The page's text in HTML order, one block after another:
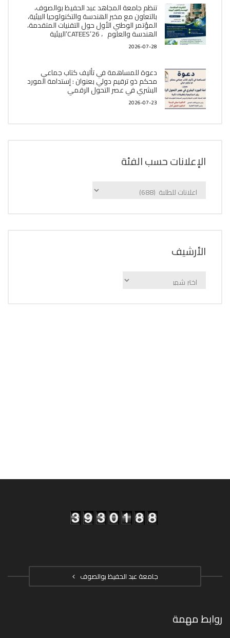
تنظم جامعة المجاهد عبد الحفيظ بوالصوف،
بالتعاون مع مخبر الھندسة والتكنولوجيا البیئیة،
المؤتمر الوطني الأول حول التقنيات المتقدمة،
الھندسة والعلوم ، CATEES’26’البیئية
2026-07-28
دعوة للمساهمة في تأليف كتاب جماعي
محكم ذو ترقيم دولي بعنوان : إستدامة المورد
البشري في عصر التحول الرقمي
2026-07-23
الإعلانات حسب الفئة
الإعلانات
اﻷرشيف
اﻷرشيف
جامعة عبد الحفيظ بوالصوف
روابط مهمة